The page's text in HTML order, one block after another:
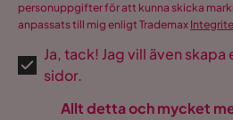
personuppgifter för att kunna skicka
anpassats till mig enligt Trademax
Ja, tack! Jag vill även
sidor.
Allt detta och mycket